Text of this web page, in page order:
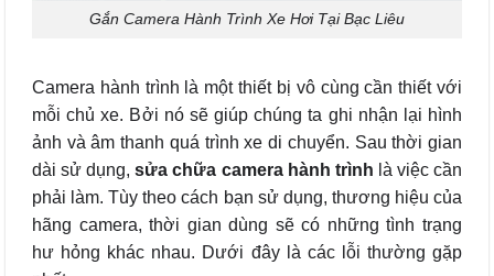
Gắn Camera Hành Trình Xe Hơi Tại Bạc Liêu
Camera hành trình là một thiết bị vô cùng cần thiết với
mỗi chủ xe. Bởi nó sẽ giúp chúng ta ghi nhận lại hình
ảnh và âm thanh quá trình xe di chuyển. Sau thời gian
dài sử dụng,sửa chữa camera hành trình là việc cần
phải làm. Tùy theo cách bạn sử dụng, thương hiệu của
hãng camera, thời gian dùng sẽ có những tình trạng
hư hỏng khác nhau. Dưới đây là các lỗi thường gặp